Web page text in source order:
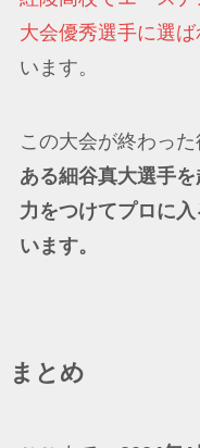
大会優秀選手に選
います。
この大会が終わった
ある細谷真大選手
力をつけてプロに
います。
まとめ